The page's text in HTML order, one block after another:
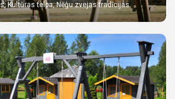
Kultūras telpa, Nēģu zvejas tradīcijas